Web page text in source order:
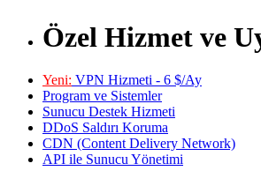
Özel Hizmet ve
Yeni: VPN Hizmeti - 6 $/Ay
Program ve Sistemler
Sunucu Destek Hizmeti
DDoS Saldırı Koruma
CDN (Content Delivery Network)
API ile Sunucu Yönetimi